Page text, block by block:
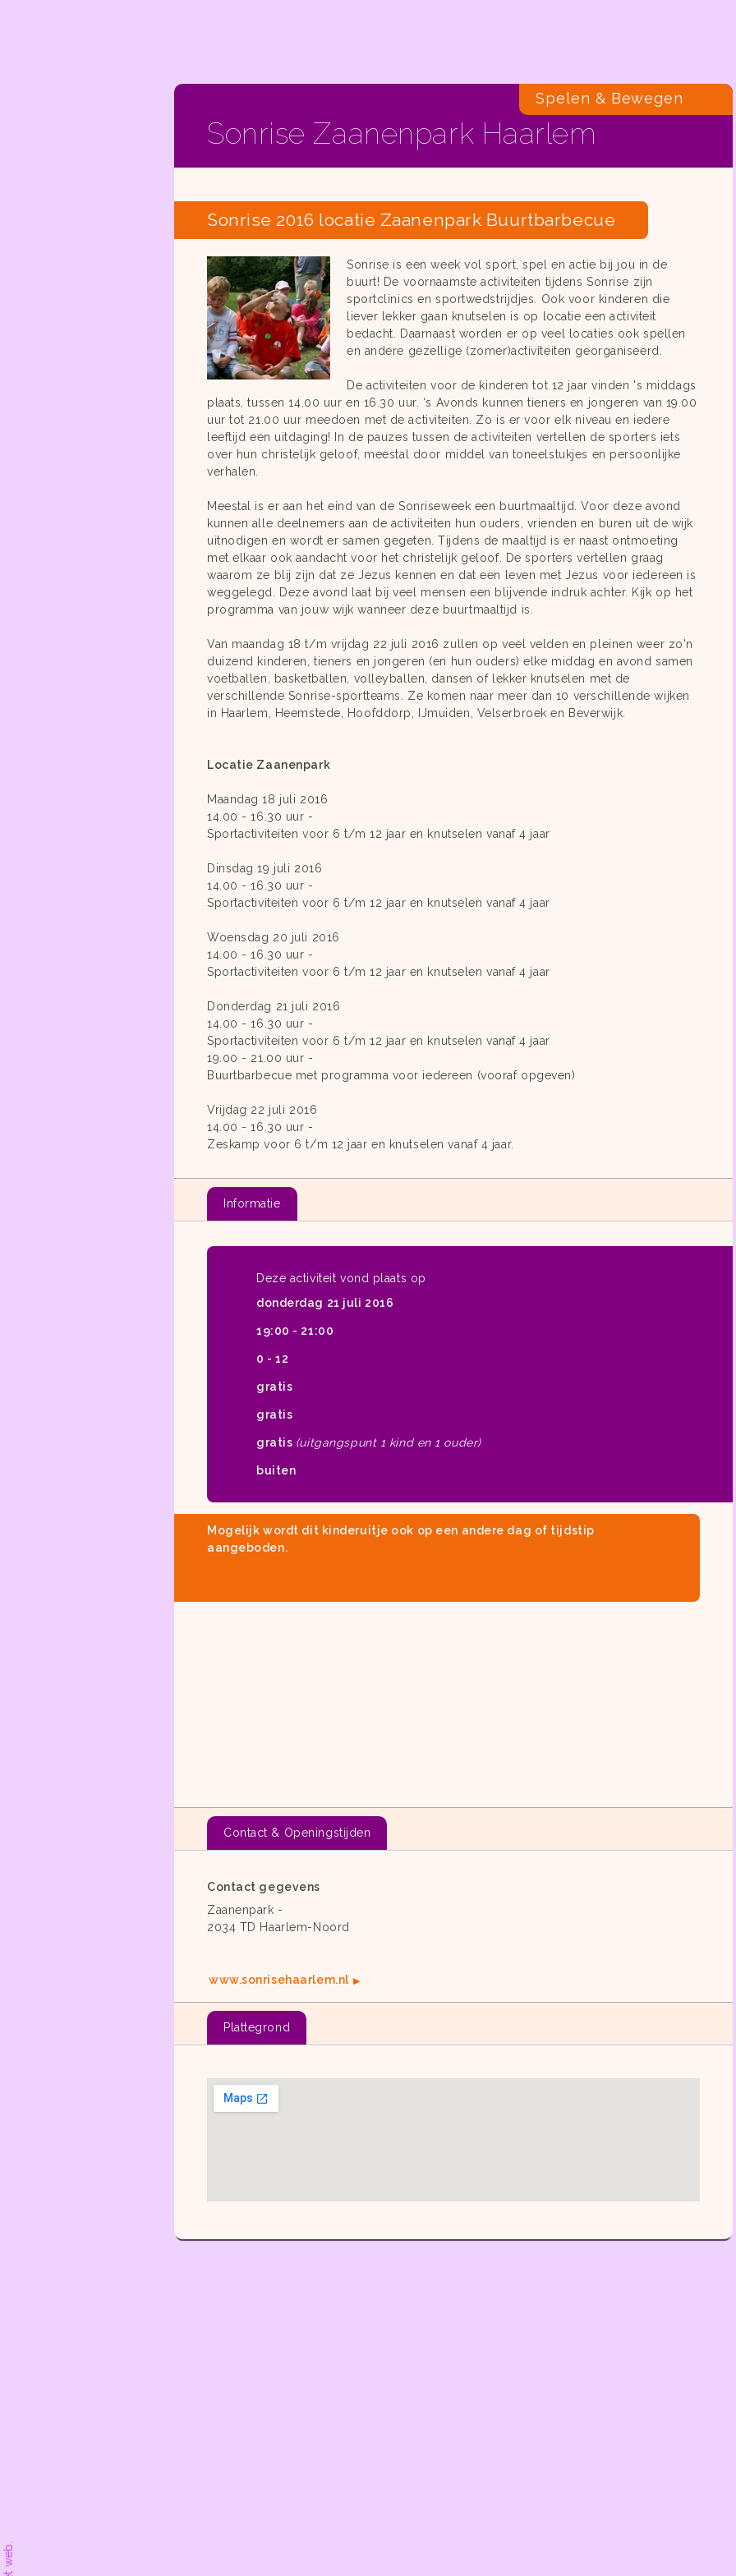
Sonrise Zaanenpark Haarlem
Spelen & Bewegen
Sonrise 2016 locatie Zaanenpark Buurtbarbecue
Sonrise is een week vol sport, spel en actie bij jou in de
buurt! De voornaamste activiteiten tijdens Sonrise zijn
sportclinics en sportwedstrijdjes. Ook voor kinderen die
liever lekker gaan knutselen is op locatie een activiteit
bedacht. Daarnaast worden er op veel locaties ook spellen
en andere gezellige (zomer)activiteiten georganiseerd.
De activiteiten voor de kinderen tot 12 jaar vinden 's middags
plaats, tussen 14.00 uur en 16.30 uur. ‘s Avonds kunnen tieners en jongeren van 19.00
uur tot 21.00 uur meedoen met de activiteiten. Zo is er voor elk niveau en iedere
leeftijd een uitdaging! In de pauzes tussen de activiteiten vertellen de sporters iets
over hun christelijk geloof, meestal door middel van toneelstukjes en persoonlijke
verhalen.
Meestal is er aan het eind van de Sonriseweek een buurtmaaltijd. Voor deze avond
kunnen alle deelnemers aan de activiteiten hun ouders, vrienden en buren uit de wijk
uitnodigen en wordt er samen gegeten. Tijdens de maaltijd is er naast ontmoeting
met elkaar ook aandacht voor het christelijk geloof. De sporters vertellen graag
waarom ze blij zijn dat ze Jezus kennen en dat een leven met Jezus voor iedereen is
weggelegd. Deze avond laat bij veel mensen een blijvende indruk achter. Kijk op het
programma van jouw wijk wanneer deze buurtmaaltijd is.
Van maandag 18 t/m vrijdag 22 juli 2016 zullen op veel velden en pleinen weer zo'n
duizend kinderen, tieners en jongeren (en hun ouders) elke middag en avond samen
voetballen, basketballen, volleyballen, dansen of lekker knutselen met de
verschillende Sonrise-sportteams. Ze komen naar meer dan 10 verschillende wijken
in Haarlem, Heemstede, Hoofddorp, IJmuiden, Velserbroek en Beverwijk.
Locatie Zaanenpark
Maandag 18 juli 2016
14.00 - 16.30 uur -
Sportactiviteiten voor 6 t/m 12 jaar en knutselen vanaf 4 jaar
Dinsdag 19 juli 2016
14.00 - 16.30 uur -
Sportactiviteiten voor 6 t/m 12 jaar en knutselen vanaf 4 jaar
Woensdag 20 juli 2016
14.00 - 16.30 uur -
Sportactiviteiten voor 6 t/m 12 jaar en knutselen vanaf 4 jaar
Donderdag 21 juli 2016
14.00 - 16.30 uur -
Sportactiviteiten voor 6 t/m 12 jaar en knutselen vanaf 4 jaar
19.00 - 21.00 uur -
Buurtbarbecue met programma voor iedereen (vooraf opgeven)
Vrijdag 22 juli 2016
14.00 - 16.30 uur -
Zeskamp voor 6 t/m 12 jaar en knutselen vanaf 4 jaar.
Informatie
Deze activiteit vond plaats op
donderdag 21 juli 2016
19:00 - 21:00
0 - 12
gratis
gratis
gratis (uitgangspunt 1 kind en 1 ouder)
buiten
Mogelijk wordt dit kinderuitje ook op een andere dag of tijdstip
aangeboden.
Contact & Openingstijden
Contact gegevens
Zaanenpark -
2034 TD Haarlem-Noord
www.sonrisehaarlem.nl
Plattegrond